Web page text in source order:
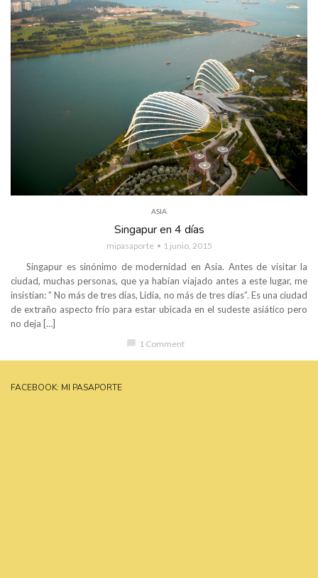
ASIA
Singapur en 4 días
mipasaporte 1 junio, 2015
Singapur es sinónimo de modernidad en Asia. Antes de visitar la
ciudad, muchas personas, que ya habían viajado antes a este lugar, me
insistían: ” No más de tres días, Lidia, no más de tres días”. Es una ciudad
de extraño aspecto frío para estar ubicada en el sudeste asiático pero
no deja […]
chat_bubble 1 Comment
FACEBOOK: MI PASAPORTE